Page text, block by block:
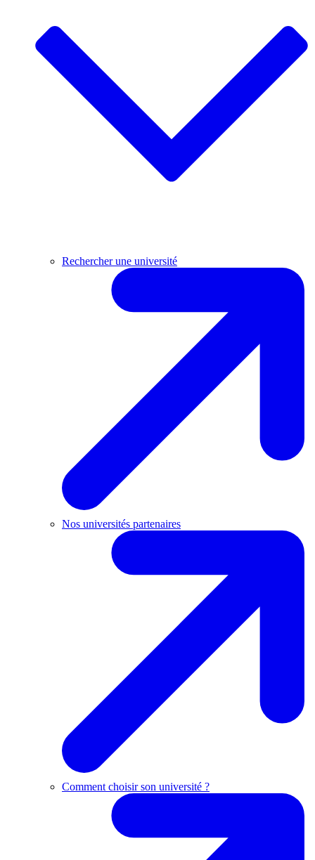
Rechercher une université
Nos universités partenaires
Comment choisir son université ?